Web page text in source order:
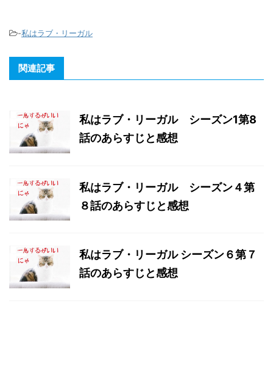
-私はラブ・リーガル
関連記事
私はラブ・リーガル シーズン1第8
話のあらすじと感想
私はラブ・リーガル シーズン４第
８話のあらすじと感想
私はラブ・リーガル シーズン６第７
話のあらすじと感想